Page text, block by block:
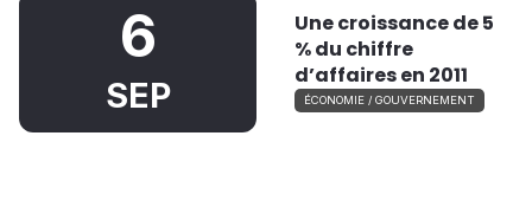
6
SEP
Une croissance de 5
% du chiffre
d’affaires en 2011
ÉCONOMIE / GOUVERNEMENT